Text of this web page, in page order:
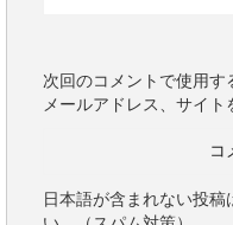
次回のコメントで使用す
メールアドレス、サイト
日本語が含まれない投稿